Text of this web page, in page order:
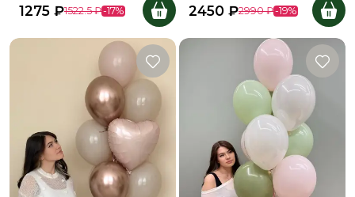
1275 ₽1522.5 ₽-17% 2450 ₽2990 ₽-19%